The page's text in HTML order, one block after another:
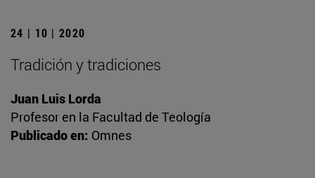
24 | 10 | 2020
Tradición y tradiciones
Juan Luis Lorda
Profesor en la Facultad de Teología
Publicado en: Omnes